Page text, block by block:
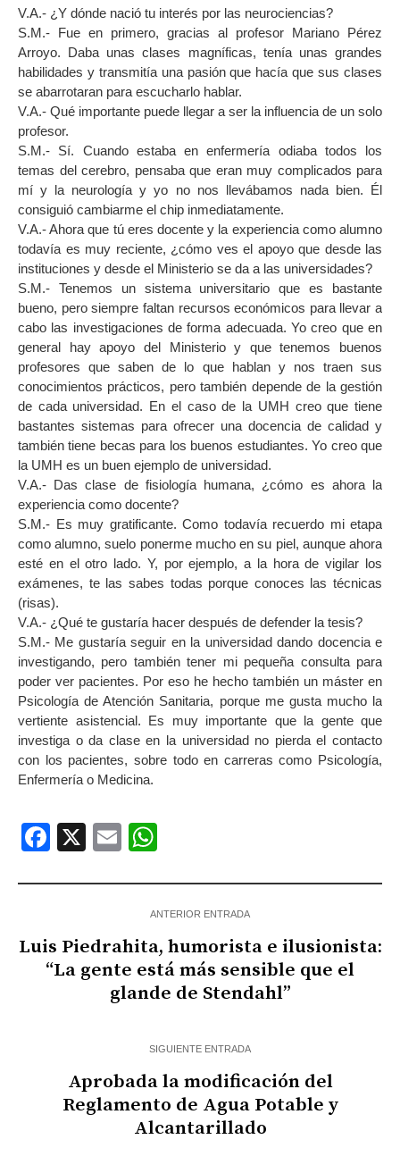
V.A.- ¿Y dónde nació tu interés por las neurociencias?
S.M.- Fue en primero, gracias al profesor Mariano Pérez
Arroyo. Daba unas clases magníficas, tenía unas grandes
habilidades y transmitía una pasión que hacía que sus clases
se abarrotaran para escucharlo hablar.
V.A.- Qué importante puede llegar a ser la influencia de un solo
profesor.
S.M.- Sí. Cuando estaba en enfermería odiaba todos los
temas del cerebro, pensaba que eran muy complicados para
mí y la neurología y yo no nos llevábamos nada bien. Él
consiguió cambiarme el chip inmediatamente.
V.A.- Ahora que tú eres docente y la experiencia como alumno
todavía es muy reciente, ¿cómo ves el apoyo que desde las
instituciones y desde el Ministerio se da a las universidades?
S.M.- Tenemos un sistema universitario que es bastante
bueno, pero siempre faltan recursos económicos para llevar a
cabo las investigaciones de forma adecuada. Yo creo que en
general hay apoyo del Ministerio y que tenemos buenos
profesores que saben de lo que hablan y nos traen sus
conocimientos prácticos, pero también depende de la gestión
de cada universidad. En el caso de la UMH creo que tiene
bastantes sistemas para ofrecer una docencia de calidad y
también tiene becas para los buenos estudiantes. Yo creo que
la UMH es un buen ejemplo de universidad.
V.A.- Das clase de fisiología humana, ¿cómo es ahora la
experiencia como docente?
S.M.- Es muy gratificante. Como todavía recuerdo mi etapa
como alumno, suelo ponerme mucho en su piel, aunque ahora
esté en el otro lado. Y, por ejemplo, a la hora de vigilar los
exámenes, te las sabes todas porque conoces las técnicas
(risas).
V.A.- ¿Qué te gustaría hacer después de defender la tesis?
S.M.- Me gustaría seguir en la universidad dando docencia e
investigando, pero también tener mi pequeña consulta para
poder ver pacientes. Por eso he hecho también un máster en
Psicología de Atención Sanitaria, porque me gusta mucho la
vertiente asistencial. Es muy importante que la gente que
investiga o da clase en la universidad no pierda el contacto
con los pacientes, sobre todo en carreras como Psicología,
Enfermería o Medicina.
Facebook
X Email
ANTERIOR ENTRADA
Luis Piedrahita, humorista e ilusionista:
“La gente está más sensible que el
glande de Stendahl”
SIGUIENTE ENTRADA
Aprobada la modificación del
Reglamento de Agua Potable y
Alcantarillado